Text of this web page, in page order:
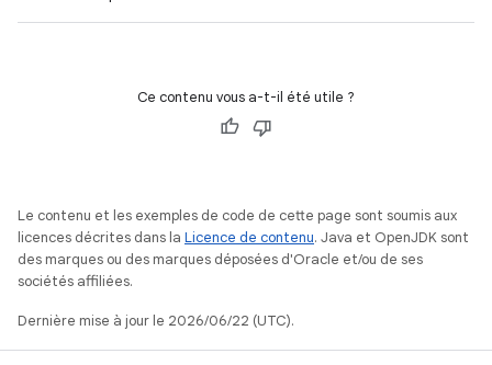
Ce contenu vous a-t-il été utile ?
Le contenu et les exemples de code de cette page sont soumis aux
licences décrites dans la Licence de contenu. Java et OpenJDK sont
des marques ou des marques déposées d'Oracle et/ou de ses
sociétés affiliées.
Dernière mise à jour le 2026/06/22 (UTC).